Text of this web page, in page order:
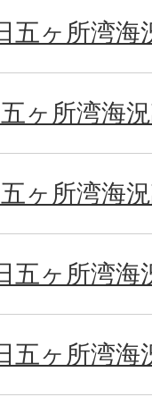
五ヶ所湾海
ヶ所湾海
ヶ所湾海
五ヶ所湾海
五ヶ所湾海